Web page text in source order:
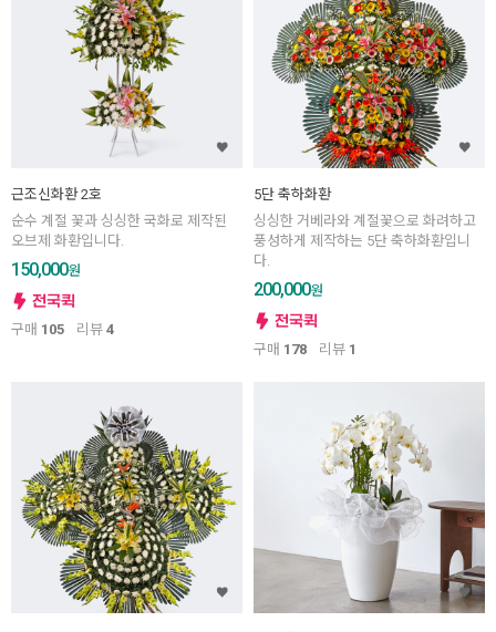
근조신화환 2호
순수 계절 꽃과 싱싱한 국화로 제작된
오브제 화환입니다.
150,000원
구매 105 리뷰 4
5단 축하화환
싱싱한 거베라와 계절꽃으로 화려하고
풍성하게 제작하는 5단 축하화환입니
다.
200,000원
구매 178 리뷰 1